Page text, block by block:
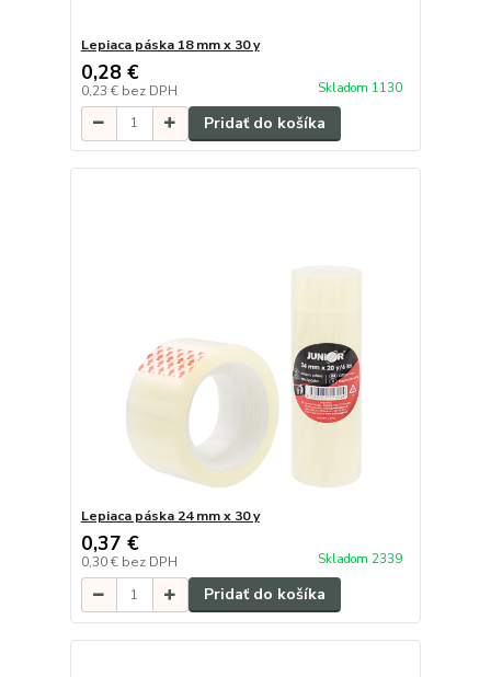
Lepiaca páska 18 mm x 30 y
0,28 €
0,23 € bez DPH Skladom 1130
Pridať do košíka
Lepiaca páska 24 mm x 30 y
0,37 €
0,30 € bez DPH Skladom 2339
Pridať do košíka